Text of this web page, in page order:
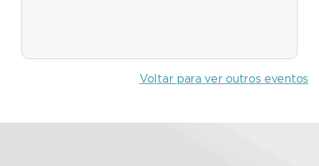
Voltar para ver outros eventos